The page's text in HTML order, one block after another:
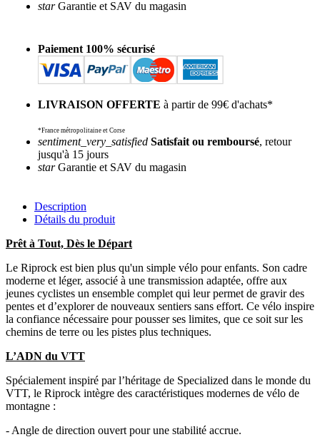
starGarantie et SAV du magasin
Paiement 100% sécurisé
LIVRAISON OFFERTE à partir de 99€ d'achats*
*France métropolitaine et Corse
sentiment_very_satisfied Satisfait ou remboursé, retour
jusqu'à 15 jours
starGarantie et SAV du magasin
Description
Détails du produit
Prêt à Tout, Dès le Départ
Le Riprock est bien plus qu'un simple vélo pour enfants. Son cadre
moderne et léger, associé à une transmission adaptée, offre aux
jeunes cyclistes un ensemble complet qui leur permet de gravir des
pentes et d’explorer de nouveaux sentiers sans effort. Ce vélo inspire
la confiance nécessaire pour pousser ses limites, que ce soit sur les
chemins de terre ou les pistes plus techniques.
L’ADN du VTT
Spécialement inspiré par l’héritage de Specialized dans le monde du
VTT, le Riprock intègre des caractéristiques modernes de vélo de
montagne :
- Angle de direction ouvert pour une stabilité accrue.